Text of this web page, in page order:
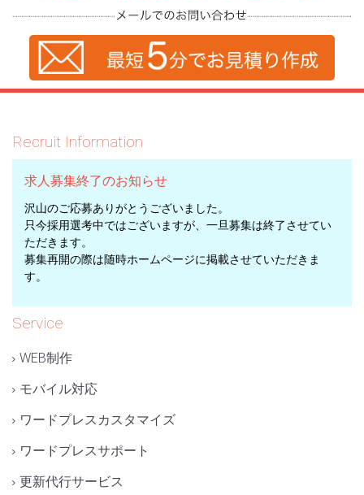
Recruit Information
求人募集終了のお知らせ
沢山のご応募ありがとうございました。
只今採用選考中ではございますが、一旦募集は終了させてい
ただきます。
募集再開の際は随時ホームページに掲載させていただきま
す。
Service
WEB制作
モバイル対応
ワードプレスカスタマイズ
ワードプレスサポート
更新代行サービス